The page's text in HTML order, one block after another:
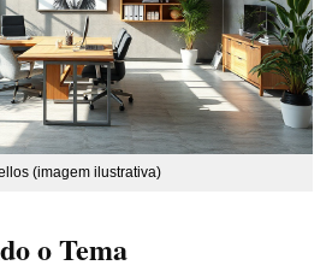
(imagem ilustrativa)
o Tema